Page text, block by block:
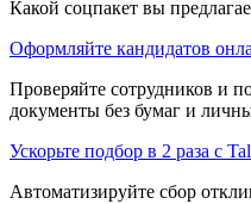
Какой соцпакет вы
Оформляйте кандидатов
Проверяйте сотрудников и
документы без бумаг и
Ускорьте подбор в 2 раза с
Автоматизируйте сбор